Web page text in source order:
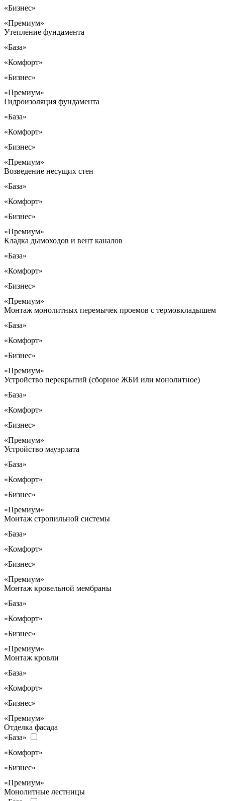
«Бизнес»
«Премиум»
Утепление фундамента
«База»
«Комфорт»
«Бизнес»
«Премиум»
Гидроизоляция фундамента
«База»
«Комфорт»
«Бизнес»
«Премиум»
Возведение несущих стен
«База»
«Комфорт»
«Бизнес»
«Премиум»
Кладка дымоходов и вент каналов
«База»
«Комфорт»
«Бизнес»
«Премиум»
Монтаж монолитных перемычек проемов с термовкладышем
«База»
«Комфорт»
«Бизнес»
«Премиум»
Устройство перекрытий (сборное ЖБИ или монолитное)
«База»
«Комфорт»
«Бизнес»
«Премиум»
Устройство мауэрлата
«База»
«Комфорт»
«Бизнес»
«Премиум»
Монтаж стропильной системы
«База»
«Комфорт»
«Бизнес»
«Премиум»
Монтаж кровельной мембраны
«База»
«Комфорт»
«Бизнес»
«Премиум»
Монтаж кровли
«База»
«Комфорт»
«Бизнес»
«Премиум»
Отделка фасада
«База»
«Комфорт»
«Бизнес»
«Премиум»
Монолитные лестницы